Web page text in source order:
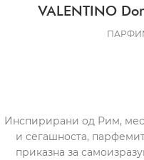
VALENTINO
Инспирирани од Рим,
и сегашноста,
приказна за